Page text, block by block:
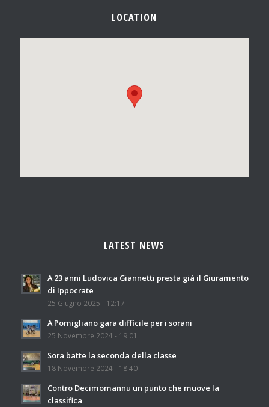
LOCATION
LATEST NEWS
A 23 anni Ludovica Giannetti presta già il Giuramento
di Ippocrate
25 Giugno 2025 - 12:17
A Pomigliano gara difficile per i sorani
25 Novembre 2024 - 19:01
Sora batte la seconda della classe
18 Novembre 2024 - 18:40
Contro Decimomannu un punto che muove la
classifica